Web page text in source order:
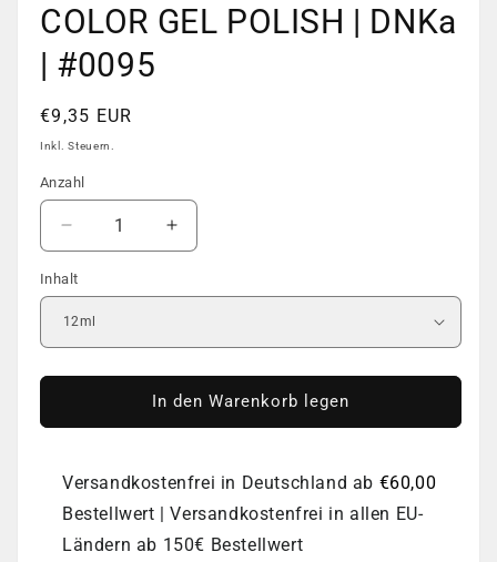
in
Modal
öffnen
COLOR GEL POLISH | DNKa
| #0095
Normaler
Preis
€9,35 EUR
Inkl. Steuern.
Anzahl
Anzahl
Verringere
die
Menge
für
COLOR
GEL
POLISH
Erhöhe
die
für
GEL
POLISH
|
Inhalt
In den Warenkorb legen
Versandkostenfrei in Deutschland ab €60,00
Bestellwert | Versandkostenfrei in allen EU-
Ländern ab 150€ Bestellwert